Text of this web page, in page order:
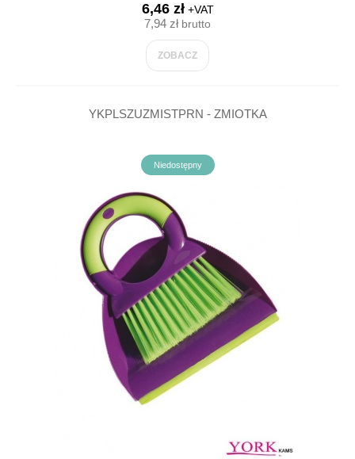
6,46 zł+VAT
7,94 złbrutto
ZOBACZ
YKPLSZUZMISTPRN - ZMIOTKA
Niedostępny